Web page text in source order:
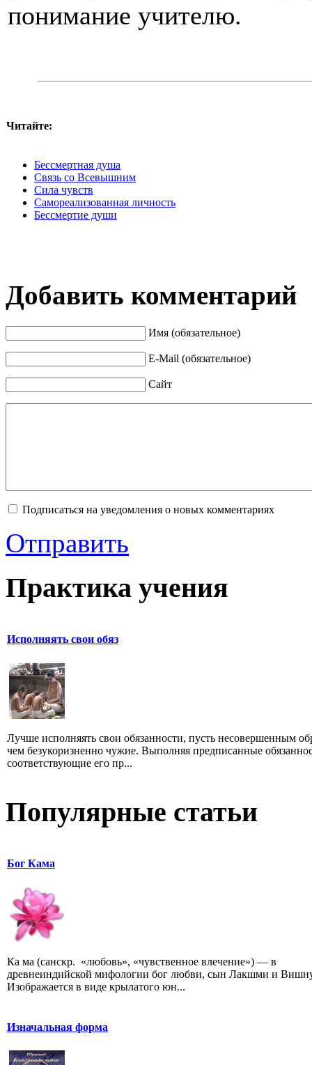
понимание учителю.
Читайте:
Бессмертная душа
Связь со Всевышним
Сила чувств
Самореализованная личность
Бессмертие души
Добавить комментарий
Имя (обязательное)
E-Mail (обязательное)
Сайт
Подписаться на уведомления о новых комментариях
Отправить
Практика учения
Исполняять свои обяз
Лучше исполняять свои обязанности, пусть несовершенным
чем безукоризненно чужие. Выполняя предписанные
соответствующие его пр...
Популярные статьи
Бог Кама
Ка ма (санскр. «любовь», «чувственное влечение») — в
древнеиндийской мифологии бог любви, сын Лакшми и
Изображается в виде крылатого юн...
Изначальная форма